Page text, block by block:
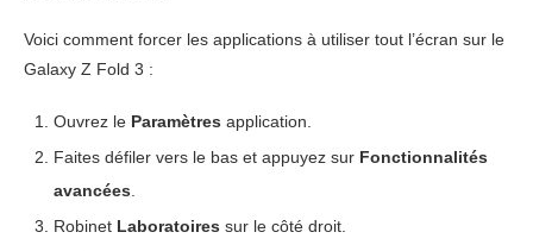
Voici comment forcer les applications à utiliser tout l’écran sur le
Galaxy Z Fold 3 :
Ouvrez le Paramètres application.
Faites défiler vers le bas et appuyez sur Fonctionnalités
avancées
Robinet Laboratoires sur le côté droit.